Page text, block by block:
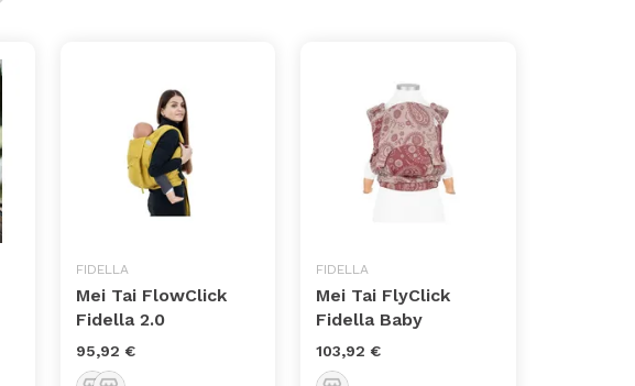
FIDELLA
Mei Tai FlowClick
Fidella 2.0
95,92 €
FIDELLA
Mei Tai FlyClick
Fidella Baby
103,92 €